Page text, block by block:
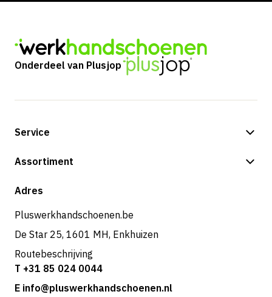
Onderdeel van Plusjop
Service
Betalingsmogelijkheden
Retouren & service
Assortiment
Shop
Adres
Pluswerkhandschoenen.be
De Star 25, 1601 MH, Enkhuizen
Routebeschrijving
T +31 85 024 0044
E info@pluswerkhandschoenen.nl